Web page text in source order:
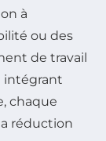
à
ou des
de travail
intégrant
chaque
réduction